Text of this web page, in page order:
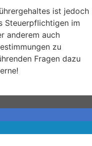
ist jedoch
Steuerpflichtigen im
anderem auch
zu
Fragen dazu